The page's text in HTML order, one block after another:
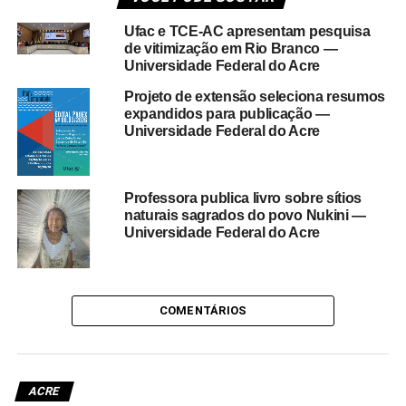
Ufac e TCE-AC apresentam pesquisa
de vitimização em Rio Branco —
Universidade Federal do Acre
Projeto de extensão seleciona resumos
expandidos para publicação —
Universidade Federal do Acre
Professora publica livro sobre sítios
naturais sagrados do povo Nukini —
Universidade Federal do Acre
COMENTÁRIOS
ACRE